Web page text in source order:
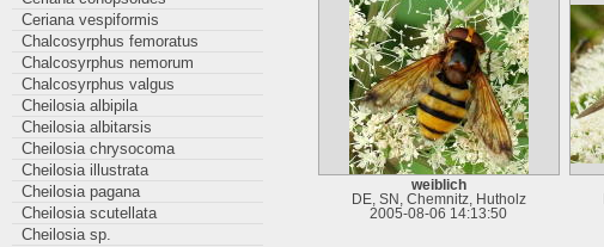
weiblich
DE, SN, Chemnitz, Hutholz
2005-08-06 14:13:50
Ceriana vespiformis
Chalcosyrphus femoratus
Chalcosyrphus nemorum
Chalcosyrphus valgus
Cheilosia albipila
Cheilosia albitarsis
Cheilosia chrysocoma
Cheilosia illustrata
Cheilosia pagana
Cheilosia scutellata
Cheilosia sp.